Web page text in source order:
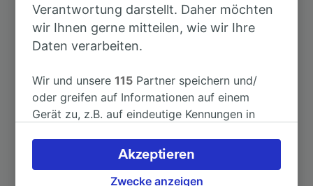
Nach Nürnberg Hbf 2h 8min
Nach Berlin Hbf 4h 12min
Nach Hof 10min
Nach Ingolstadt Hbf
Verantwortung darstellt. Daher möchten
wir Ihnen gerne mitteilen, wie wir Ihre
Daten verarbeiten.
Wir und unsere115 Partner speichern und/
oder greifen auf Informationen auf einem
Gerät zu, z.B. auf eindeutige Kennungen in
verarbeiten. Sie können Ihre Präferenzen
akzeptieren oder verwalten, einschließlich
Ihres Widerspruchsrechts bei berechtigtem
Zwecke anzeigen
Akzeptieren